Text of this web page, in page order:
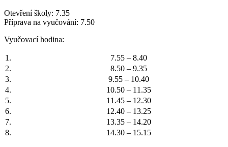
Otevření školy: 7.35
Příprava na vyučování: 7.50
Vyučovací hodina:
1.
7.55 – 8.40
2.
8.50 – 9.35
3.
9.55 – 10.40
4.
10.50 – 11.35
5.
11.45 – 12.30
6.
12.40 – 13.25
7.
13.35 – 14.20
8.
14.30 – 15.15